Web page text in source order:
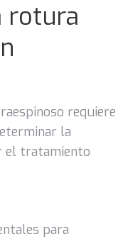
rotura
requiere
la
el tratamiento
para